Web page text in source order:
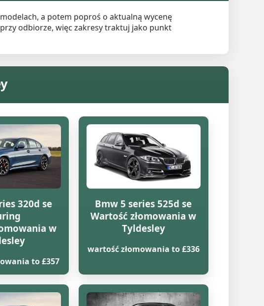
a potem poproś o aktualną wycenę
odbiorze, więc zakresy traktuj jako punkt
320d se
w
to £357
Bmw 5 series 525d se
Wartość złomowania w
Tyldesley
wartość złomowania to £336